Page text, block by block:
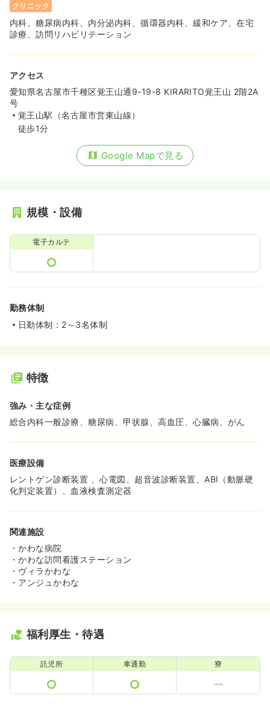
クリニック
内科、糖尿病内科、内分泌内科、循環器内科、緩和ケア、在宅
診療、訪問リハビリテーション
アクセス
愛知県名古屋市千種区覚王山通9-19-8 KIRARITO覚王山 2階2A
号
覚王山駅（名古屋市営東山線）
徒歩1分
Google Mapで見る
規模・設備
電子カルテ
勤務体制
日勤体制：2～3名体制
特徴
強み・主な症例
総合内科一般診療、糖尿病、甲状腺、高血圧、心臓病、がん
医療設備
レントゲン診断装置 、心電図、超音波診断装置、ABI（動脈硬
化判定装置）、血液検査測定器
関連施設
・かわな病院
・かわな訪問看護ステーション
・ヴィラかわな
・アンジュかわな
福利厚生・待遇
託児所 車通勤 寮